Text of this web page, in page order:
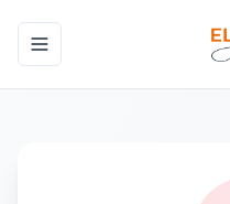
Toggle navigation menu